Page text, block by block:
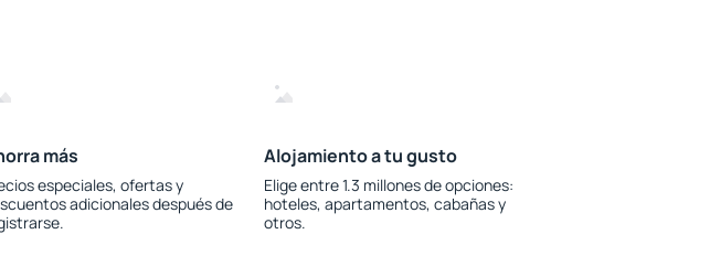
más
especiales, ofertas y
adicionales después de
Alojamiento a tu gusto
Elige entre 1.3 millones de opciones:
hoteles, apartamentos, cabañas y
otros.